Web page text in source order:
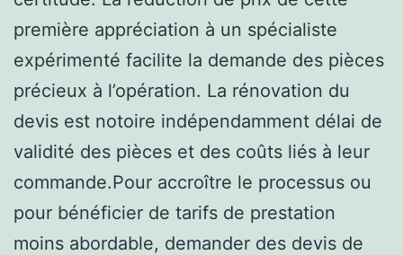
première appréciation à un spécialiste
expérimenté facilite la demande des pièces
précieux à l’opération. La rénovation du
devis est notoire indépendamment délai de
validité des pièces et des coûts liés à leur
commande.Pour accroître le processus ou
pour bénéficier de tarifs de prestation
moins abordable, demander des devis de